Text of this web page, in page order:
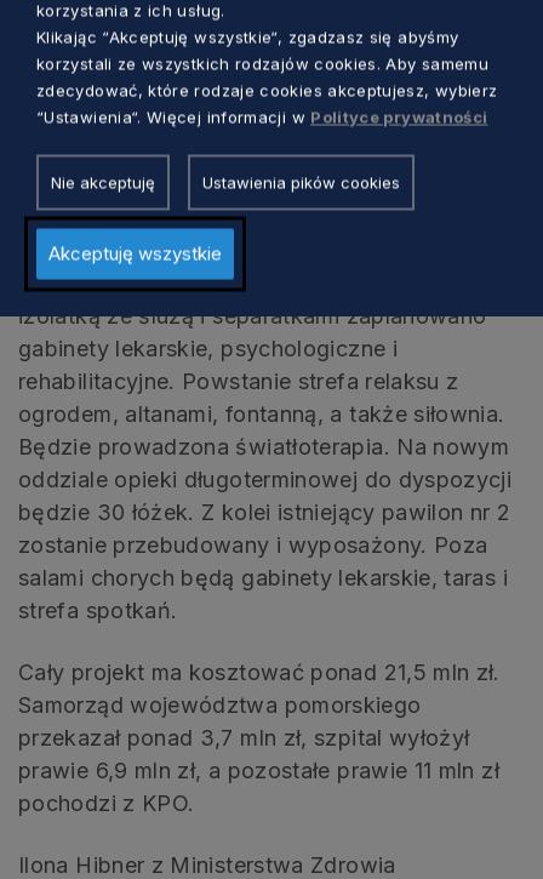
budynek. Zwiększy się liczba łóżek z
116 do 146. Naszym marzeniem jest,
stworzenie komfortowego i
przyjaznego dla seniorów środowiska
– powiedziała prezes szpitala Marzena
Mrozek.
W nowym budynku poza salami chorych,
izolatką ze śluzą i separatkami zaplanowano
gabinety lekarskie, psychologiczne i
rehabilitacyjne. Powstanie strefa relaksu z
ogrodem, altanami, fontanną, a także siłownia.
Będzie prowadzona światłoterapia. Na nowym
oddziale opieki długoterminowej do dyspozycji
będzie 30 łóżek. Z kolei istniejący pawilon nr 2
zostanie przebudowany i wyposażony. Poza
salami chorych będą gabinety lekarskie, taras i
strefa spotkań.
Cały projekt ma kosztować ponad 21,5 mln zł.
Samorząd województwa pomorskiego
przekazał ponad 3,7 mln zł, szpital wyłożył
prawie 6,9 mln zł, a pozostałe prawie 11 mln zł
pochodzi z KPO.
Ilona Hibner z Ministerstwa Zdrowia
korzystania z ich usług.
Klikając “Akceptuję wszystkie“, zgadzasz się abyśmy
korzystali ze wszystkich rodzajów cookies. Aby samemu
zdecydować, które rodzaje cookies akceptujesz, wybierz
“Ustawienia“. Więcej informacji w Polityce prywatności
Nie akceptuję Ustawienia pików cookies
Akceptuję wszystkie